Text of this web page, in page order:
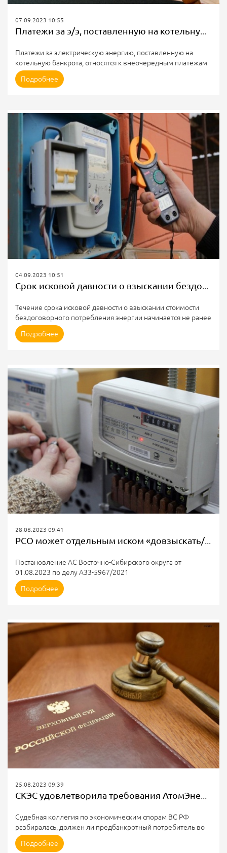
07.09.2023 10:55
Платежи за э/э, поставленную на котельную банкрота
Платежи за электрическую энергию, поставленную на
котельную банкрота, относятся к внеочередным платежам
Определение Верховного Суда РФ от 16.08.2023 № 307-
ЭС23-8079 по делу А66-19241/2017
конкурсным управляющим возникли разногласия по
вопросу отнесения платежей, которые сделал должник
(производитель пара и горячей воды (тепловой энергии)
котельными) в адрес поставщика за поставленную
энергию, к внеочередным платежам.
...
Подробнее
04.09.2023 10:51
Срок исковой давности о взыскании бездоговорного потребления э/э
Течение срока исковой давности о взыскании стоимости
бездоговорного потребления энергии начинается не ранее
даты составления акта о неучтённом (бездоговорном)
потреблении энергии.
СУТЬ СПОРА
Сетевая компания в ходе проведения проверки объектов
электросетевого хозяйства выявила факт потребления
энергии в отсутствие договора, о чём был составлен акт
проверки, датированный мартом 2019
В январе 2020...
Подробнее
28.08.2023 09:41
РСО может отдельным иском «довзыскать/ закрыть» спорный период при несовпадении точек поставки
Постановление АС Восточно-Сибирского округа от
01.08.2023 по делу А33-5967/2021
СУТЬ СПОРА
Наличие долга за поставленный ресурс стало причиной
Особенность спора заключалась в необходимости
взыскания стоимости поставленного ресурса при наличии
судебного акта, вступившего в законную силу, по делу о
взыскании безучётного потребления между истцом и
ответчиком за аналогичный период.
Ранее Судебная коллегия по...
Подробнее
25.08.2023 09:39
СКЭС удовлетворила требования АтомЭнергоСбыт в споре с предбанкротным потребителем
Судебная коллегия по экономическим спорам ВС РФ
разбиралась, должен ли предбанкротный потребитель во
внеочередном порядке оплатить долги за электроэнергию.
Издано определение СКЭС от 16.08.2023 № 307-ЭС23-8079
Подробнее